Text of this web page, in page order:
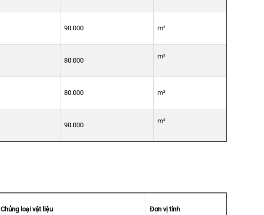
90.000 m²
80.000
m²
80.000 m²
90.000
m²
Chủng loại vật liệu Đơn vị tính